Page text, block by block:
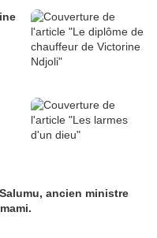
ancien ministre